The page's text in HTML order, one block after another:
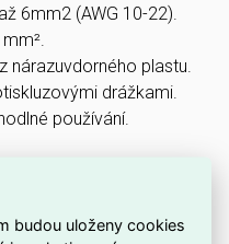
6mm2 (AWG 10-22).
nárazuvdorného plastu.
drážkami.
používání.
ochranná plastová
opasek.
budou uloženy cookies